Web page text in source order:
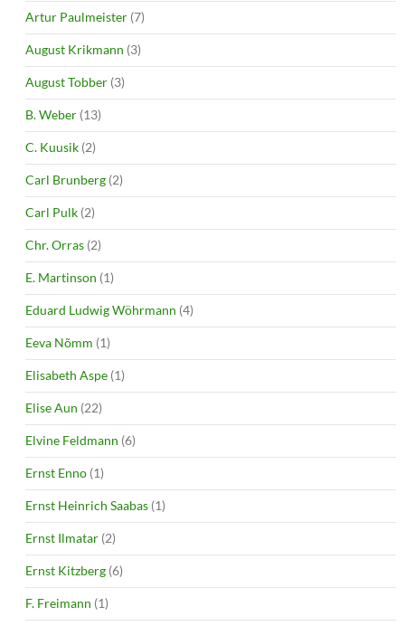
Artur Paulmeister (7)
August Krikmann (3)
August Tobber (3)
B. Weber (13)
C. Kuusik (2)
Carl Brunberg (2)
Carl Pulk (2)
Chr. Orras (2)
E. Martinson (1)
Eduard Ludwig Wöhrmann (4)
Eeva Nõmm (1)
Elisabeth Aspe (1)
Elise Aun (22)
Elvine Feldmann (6)
Ernst Enno (1)
Ernst Heinrich Saabas (1)
Ernst Ilmatar (2)
Ernst Kitzberg (6)
F. Freimann (1)